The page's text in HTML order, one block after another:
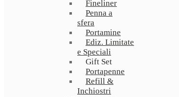
Fineliner
Penna a
sfera
Portamine
Ediz. Limitate
e Speciali
Gift Set
Portapenne
Refill &
Inchiostri